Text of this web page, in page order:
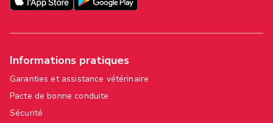
Informations pratiques
Garanties et assistance vétérinaire
Pacte de bonne conduite
Sécurité